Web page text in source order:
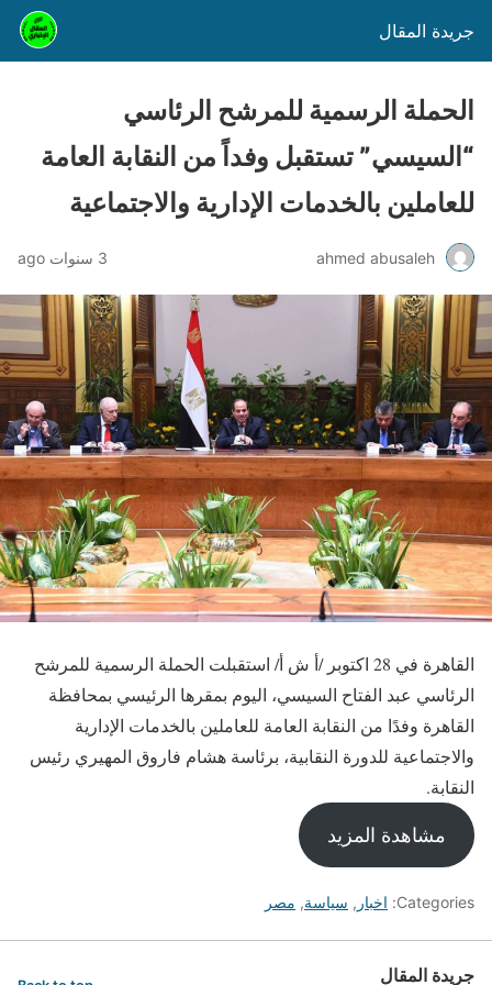
جريدة المقال
الحملة الرسمية للمرشح الرئاسي
“السيسي” تستقبل وفداً من النقابة العامة
للعاملين بالخدمات الإدارية والاجتماعية
ahmed abusaleh 3 سنوات ago
القاهرة في 28 اكتوبر /أ ش أ/ استقبلت الحملة الرسمية للمرشح
الرئاسي عبد الفتاح السيسي، اليوم بمقرها الرئيسي بمحافظة
القاهرة وفدًا من النقابة العامة للعاملين بالخدمات الإدارية
والاجتماعية للدورة النقابية، برئاسة هشام فاروق المهيري رئيس
النقابة.
مشاهدة المزيد
Categories: اخبار , سياسة, مصر
جريدة المقال